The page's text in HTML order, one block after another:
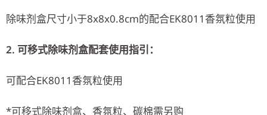
除味剂盒尺寸小于8x8x0.8cm的配合EK8011香氛粒使用
2. 可移式除味剂盒配套使用指引：
可配合EK8011香氛粒使用
*可移式除味剂盒、香氛粒、碳棉需另购